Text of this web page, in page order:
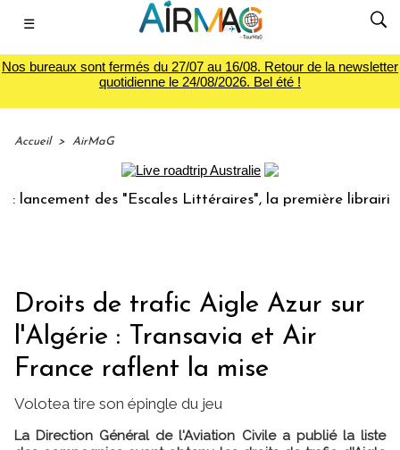
☰
Nos bureaux sont fermés du 27/07 au 16/08. Retour de la newsletter
quotidienne le 24/08/2026. Bel été !
Accueil > AirMaG
des "Escales Littéraires", la première librairie du
Droits de trafic Aigle Azur sur
l'Algérie : Transavia et Air
France raflent la mise
Volotea tire son épingle du jeu
La Direction Général de l'Aviation Civile a publié la liste